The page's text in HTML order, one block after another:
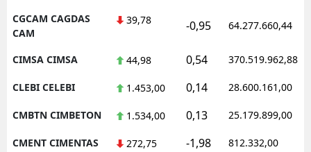
CGCAM CAGDAS
CAM
39,78 -0,95 64.277.660,44
CIMSA CIMSA 44,98 0,54 370.519.962,88
CLEBI CELEBI 1.453,00 0,14 28.600.161,00
CMBTN CIMBETON 1.534,00 0,13 25.179.899,00
CMENT CIMENTAS 272,75 -1,98 812.332,00